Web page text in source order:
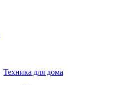
Техника для дома